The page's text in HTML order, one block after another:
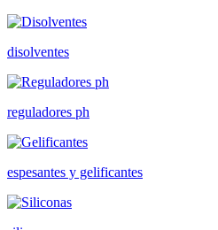
disolventes
reguladores ph
espesantes y gelificantes